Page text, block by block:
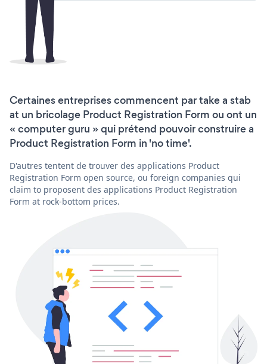
Certaines entreprises commencent par take a stab
at un bricolage Product Registration Form ou ont un
« computer guru » qui prétend pouvoir construire a
Product Registration Form in 'no time'.
D'autres tentent de trouver des applications Product
Registration Form open source, ou foreign companies qui
claim to proposent des applications Product Registration
Form at rock-bottom prices.